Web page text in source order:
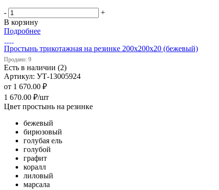
-
+
В корзину
Подробнее
Простынь трикотажная на резинке 200х200х20 (бежевый)
Продано: 9
Есть в наличии (2)
Артикул: УТ-13005924
от 1 670.00 ₽
1 670.00 ₽/шт
Цвет простынь на резинке
бежевый
бирюзовый
голубая ель
голубой
графит
коралл
лиловый
марсала